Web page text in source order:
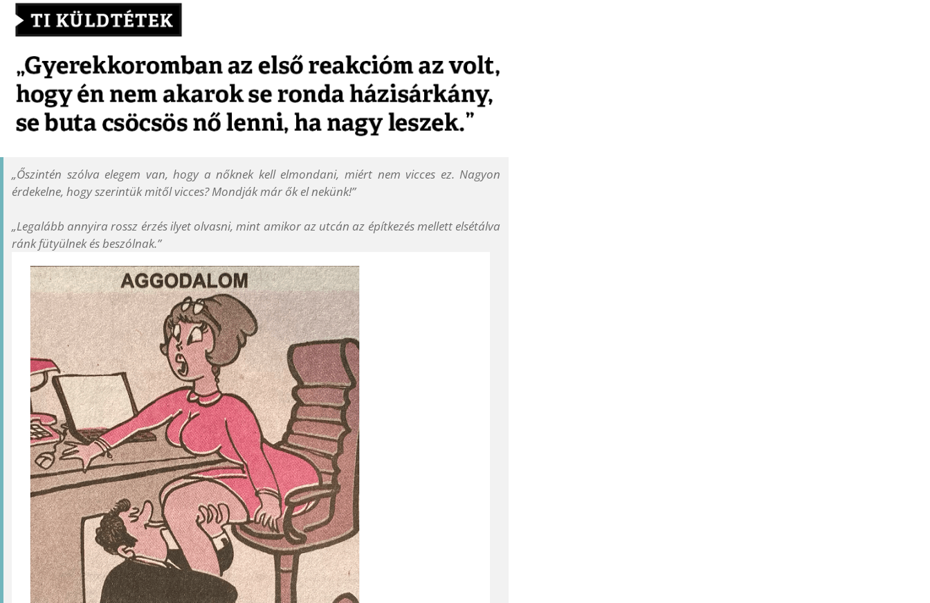
„Őszintén szólva elegem van, hogy a nőknek kell elmondani, miért nem vicces ez. Nagyon
érdekelne, hogy szerintük mitől vicces? Mondják már ők el nekünk!”
„Legalább annyira rossz érzés ilyet olvasni, mint amikor az utcán az építkezés mellett elsétálva
ránk fütyülnek és beszólnak.”